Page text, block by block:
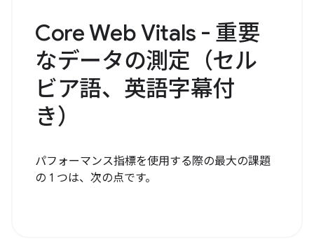
Core Web Vitals - 重要
なデータの測定（セル
ビア語、英語字幕付
き）
パフォーマンス指標を使用する際の最大の課題
の 1 つは、次の点です。